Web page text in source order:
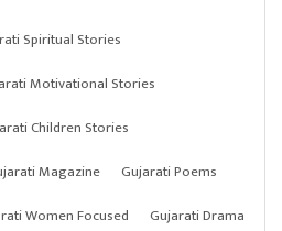
Spiritual Stories
Motivational Stories
Children Stories
Magazine
Gujarati Poems
Women Focused
Gujarati Drama